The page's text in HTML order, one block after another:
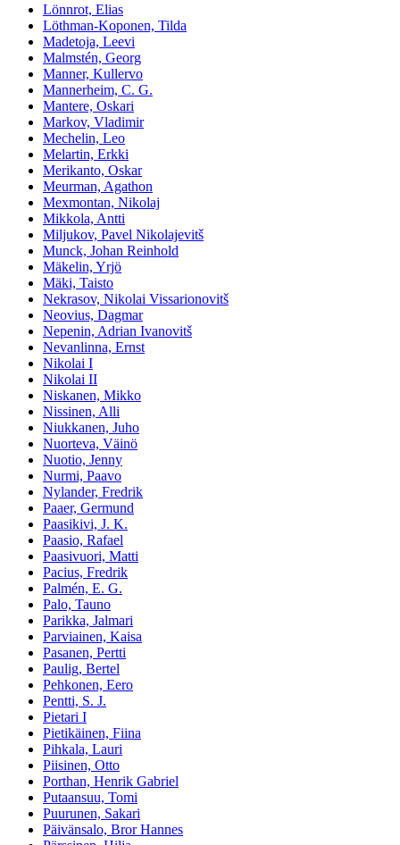
Lönnrot, Elias
Löthman-Koponen, Tilda
Madetoja, Leevi
Malmstén, Georg
Manner, Kullervo
Mannerheim, C. G.
Mantere, Oskari
Markov, Vladimir
Mechelin, Leo
Melartin, Erkki
Merikanto, Oskar
Meurman, Agathon
Mexmontan, Nikolaj
Mikkola, Antti
Miljukov, Pavel Nikolajevitš
Munck, Johan Reinhold
Mäkelin, Yrjö
Mäki, Taisto
Nekrasov, Nikolai Vissarionovitš
Neovius, Dagmar
Nepenin, Adrian Ivanovitš
Nevanlinna, Ernst
Nikolai I
Nikolai II
Niskanen, Mikko
Nissinen, Alli
Niukkanen, Juho
Nuorteva, Väinö
Nuotio, Jenny
Nurmi, Paavo
Nylander, Fredrik
Paaer, Germund
Paasikivi, J. K.
Paasio, Rafael
Paasivuori, Matti
Pacius, Fredrik
Palmén, E. G.
Palo, Tauno
Parikka, Jalmari
Parviainen, Kaisa
Pasanen, Pertti
Paulig, Bertel
Pehkonen, Eero
Pentti, S. J.
Pietari I
Pietikäinen, Fiina
Pihkala, Lauri
Piisinen, Otto
Porthan, Henrik Gabriel
Putaansuu, Tomi
Puurunen, Sakari
Päivänsalo, Bror Hannes